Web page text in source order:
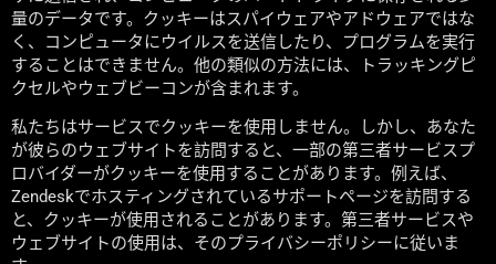
量のデータです。クッキーはスパイウェアやアドウェアではな
く、コンピュータにウイルスを送信したり、プログラムを実行
することはできません。他の類似の方法には、トラッキングピ
クセルやウェブビーコンが含まれます。
私たちはサービスでクッキーを使用しません。しかし、あなた
が彼らのウェブサイトを訪問すると、一部の第三者サービスプ
ロバイダーがクッキーを使用することがあります。例えば、
Zendeskでホスティングされているサポートページを訪問する
と、クッキーが使用されることがあります。第三者サービスや
ウェブサイトの使用は、そのプライバシーポリシーに従いま